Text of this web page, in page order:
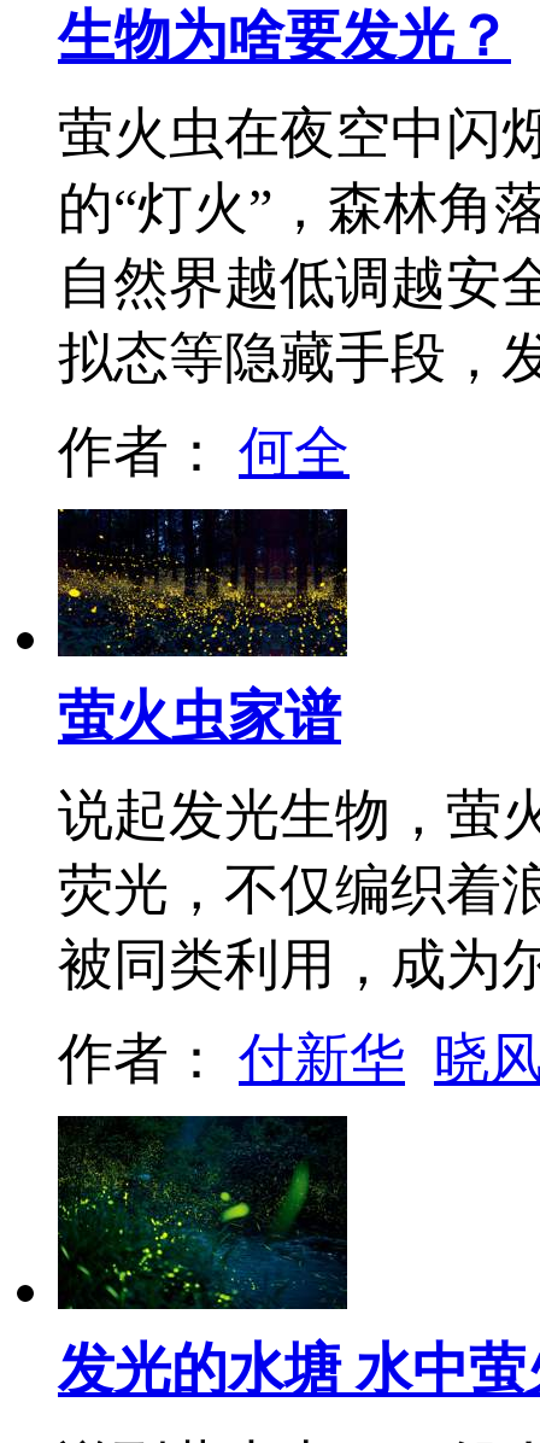
生物为啥要发光？
萤火虫在夜空中闪
的“灯火”，森林角
自然界越低调越安
拟态等隐藏手段
作者： 何全
萤火虫家谱
说起发光生物，萤
荧光，不仅编织着
被同类利用，成
作者： 付新华 晓
发光的水塘 水中